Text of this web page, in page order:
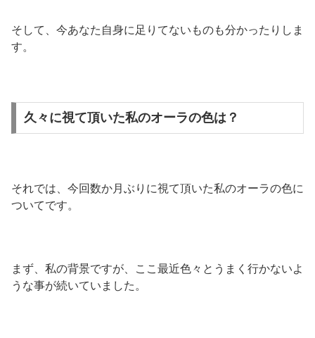
そして、今あなた自身に足りてないものも分かったりしま
す。
久々に視て頂いた私のオーラの色は？
それでは、今回数か月ぶりに視て頂いた私のオーラの色に
ついてです。
まず、私の背景ですが、ここ最近色々とうまく行かないよ
うな事が続いていました。